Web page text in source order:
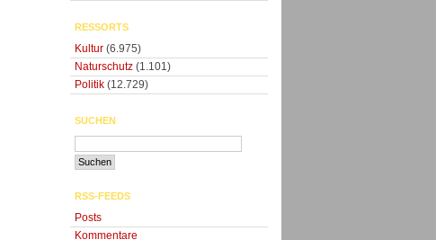
RESSORTS
Kultur (6.975)
Naturschutz (1.101)
Politik (12.729)
SUCHEN
RSS-FEEDS
Posts
Kommentare